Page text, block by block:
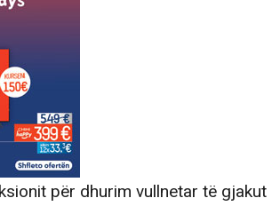
për dhurim vullnetar të gjakut